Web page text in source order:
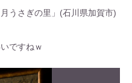
うさぎの里」(石川県加賀市)
ですねｗ